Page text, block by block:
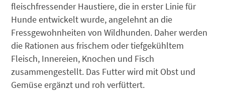
fleischfressender Haustiere, die in erster Linie für
Hunde entwickelt wurde, angelehnt an die
Fressgewohnheiten von Wildhunden. Daher werden
die Rationen aus frischem oder tiefgekühltem
Fleisch, Innereien, Knochen und Fisch
zusammengestellt. Das Futter wird mit Obst und
Gemüse ergänzt und roh verfüttert.